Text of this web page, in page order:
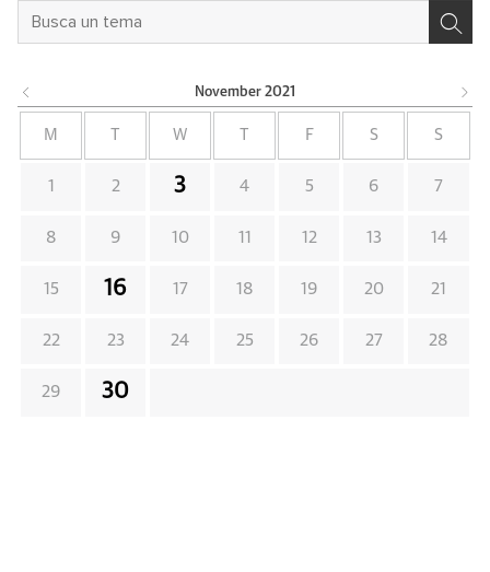
November 2021
M W F S S
1 2 3 4 5 6 7
8 9 10 11 12 13 14
15 16 17 18 19 20 21
22 23 24 25 26 27 28
29 30